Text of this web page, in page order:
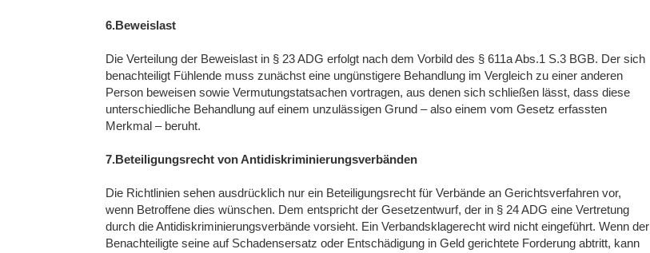
6.Beweislast
Die Verteilung der Beweislast in § 23 ADG erfolgt nach dem Vorbild des § 611a Abs.1 S.3 BGB. Der sich
benachteiligt Fühlende muss zunächst eine ungünstigere Behandlung im Vergleich zu einer anderen
Person beweisen sowie Vermutungstatsachen vortragen, aus denen sich schließen lässt, dass diese
unterschiedliche Behandlung auf einem unzulässigen Grund – also einem vom Gesetz erfassten
Merkmal – beruht.
7.Beteiligungsrecht von Antidiskriminierungsverbänden
Die Richtlinien sehen ausdrücklich nur ein Beteiligungsrecht für Verbände an Gerichtsverfahren vor,
wenn Betroffene dies wünschen. Dem entspricht der Gesetzentwurf, der in § 24 ADG eine Vertretung
durch die Antidiskriminierungsverbände vorsieht. Ein Verbandsklagerecht wird nicht eingeführt. Wenn der
Benachteiligte seine auf Schadensersatz oder Entschädigung in Geld gerichtete Forderung abtritt, kann